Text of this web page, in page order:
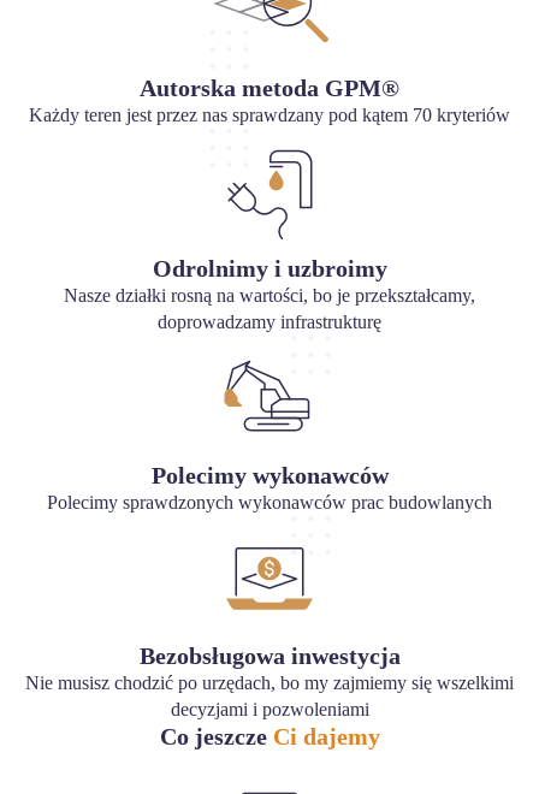
Autorska metoda GPM®
Każdy teren jest przez nas sprawdzany pod kątem 70 kryteriów
Odrolnimy i uzbroimy
Nasze działki rosną na wartości, bo je przekształcamy,
doprowadzamy infrastrukturę
Polecimy wykonawców
Polecimy sprawdzonych wykonawców prac budowlanych
Bezobsługowa inwestycja
Nie musisz chodzić po urzędach, bo my zajmiemy się wszelkimi
decyzjami i pozwoleniami
Co jeszcze Ci dajemy